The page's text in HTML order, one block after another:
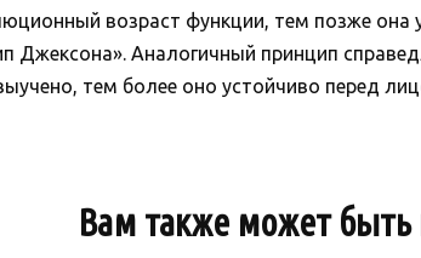
возраст функции, тем позже она
Джексона». Аналогичный принцип
тем более оно устойчиво перед
Вам также может быть